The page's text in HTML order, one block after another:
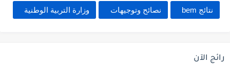
نتائج bem نصائح وتوجيهات وزارة التربية الوطنية
رائج الآن